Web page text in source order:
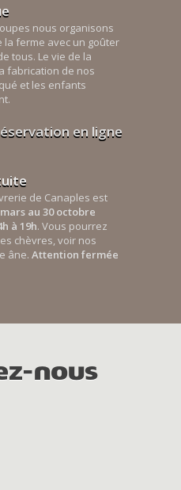
nous organisons
la ferme avec un goûter
tous. Le vie de la
fabrication de nos
et les enfants
en ligne
de Canaples est
au 30 octobre
à 19h. Vous pourrez
chèvres, voir nos
âne. Attention fermée
nous